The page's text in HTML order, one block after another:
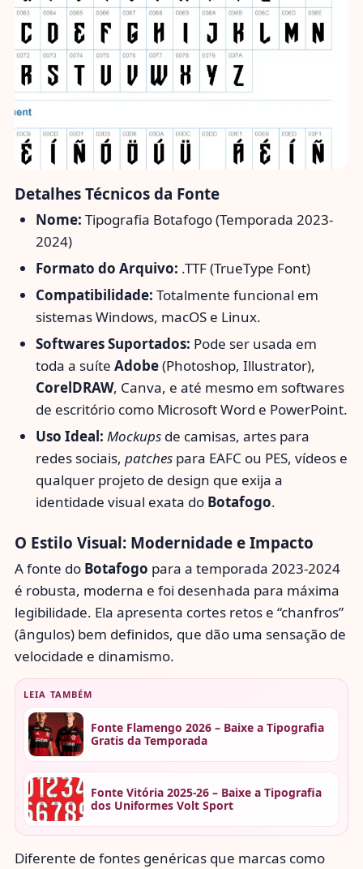
Detalhes Técnicos da Fonte
Nome: Tipografia Botafogo (Temporada 2023-
2024)
Formato do Arquivo: .TTF (TrueType Font)
Compatibilidade: Totalmente funcional em
sistemas Windows, macOS e Linux.
Softwares Suportados: Pode ser usada em
toda a suíte Adobe(Photoshop, Illustrator),
CorelDRAW, Canva, e até mesmo em softwares
de escritório como Microsoft Word e PowerPoint.
Uso Ideal: Mockupsde camisas, artes para
redes sociais, patchespara EAFC ou PES, vídeos e
qualquer projeto de design que exija a
identidade visual exata do Botafogo.
O Estilo Visual: Modernidade e Impacto
A fonte do Botafogo para a temporada 2023-2024
é robusta, moderna e foi desenhada para máxima
legibilidade. Ela apresenta cortes retos e “chanfros”
(ângulos) bem definidos, que dão uma sensação de
velocidade e dinamismo.
LEIA TAMBÉM
Fonte Flamengo 2026 – Baixe a Tipografia
Gratis da Temporada
Fonte Vitória 2025-26 – Baixe a Tipografia
dos Uniformes Volt Sport
Diferente de fontes genéricas que marcas como